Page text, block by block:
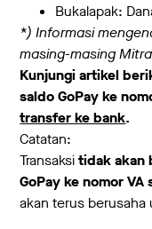
Bukalapak:
*) Informasi
masing-masing
Kunjungi artikel
saldo GoPay ke
transfer ke bank.
Catatan:
Transaksitidak akan
GoPay ke nomor VA
akan terus berusaha